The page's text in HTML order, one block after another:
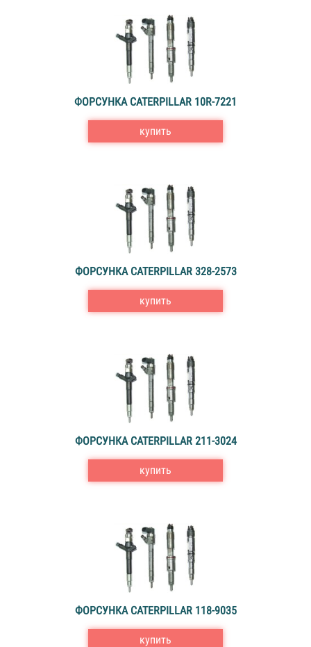
ФОРСУНКА CATERPILLAR 10R-7221
купить
ФОРСУНКА CATERPILLAR 328-2573
купить
ФОРСУНКА CATERPILLAR 211-3024
купить
ФОРСУНКА CATERPILLAR 118-9035
купить